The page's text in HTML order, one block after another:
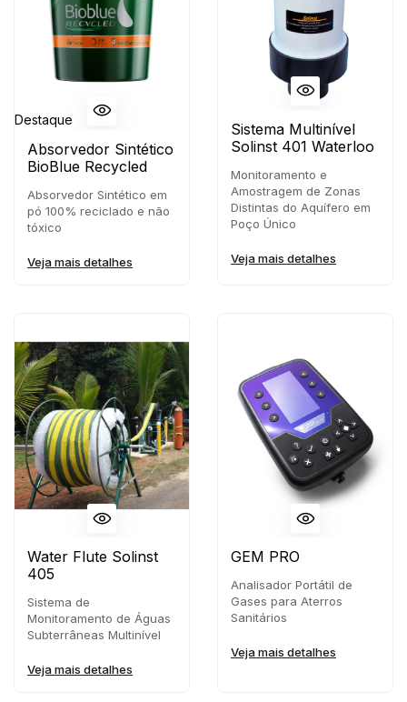
Destaque
Absorvedor Sintético
BioBlue Recycled
Absorvedor Sintético em
pó 100% reciclado e não
tóxico
Veja mais detalhes
Sistema Multinível
Solinst 401 Waterloo
Monitoramento e
Amostragem de Zonas
Distintas do Aquífero em
Poço Único
Veja mais detalhes
Water Flute Solinst
405
Sistema de
Monitoramento de Águas
Subterrâneas Multinível
Veja mais detalhes
GEM PRO
Analisador Portátil de
Gases para Aterros
Sanitários
Veja mais detalhes